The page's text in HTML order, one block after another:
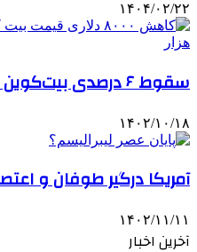
۱۴۰۴/۰۲/۲۲
سقوط ۶ درصدی بیت‌کوین در معاملات امروز
۱۴۰۲/۱۰/۱۸
آمریکا درگیر طوفان و
۱۴۰۲/۱۱/۱۱
آخرین اخبار